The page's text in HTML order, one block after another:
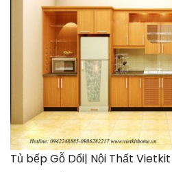
Tủ bếp Gỗ Dổi| Nội Thất